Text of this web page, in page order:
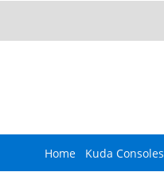
Home Kuda Consoles